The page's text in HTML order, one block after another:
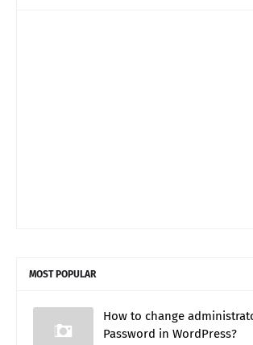
MOST POPULAR
How to change
Password in WordPress?